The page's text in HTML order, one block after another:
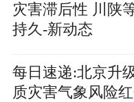
灾害滞后性 川陕
持久-新动态
每日速递:北京升
质灾害气象风险